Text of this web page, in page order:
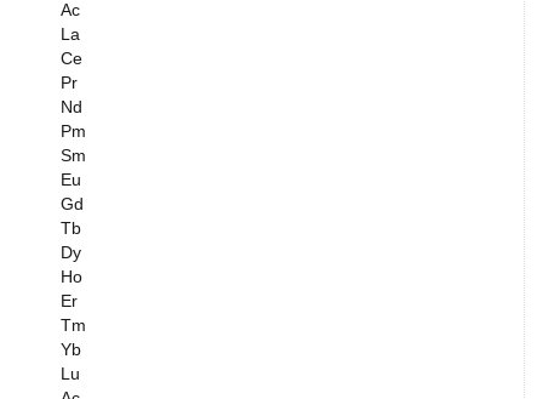
Ac
La
Ce
Pr
Nd
Pm
Sm
Eu
Gd
Tb
Dy
Ho
Er
Tm
Yb
Lu